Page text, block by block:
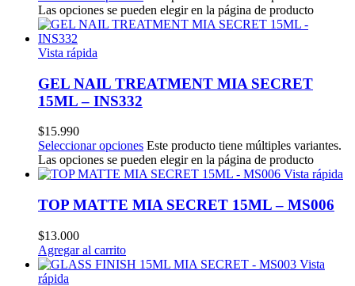
Las opciones se pueden elegir en la página de producto
Vista rápida
GEL NAIL TREATMENT MIA SECRET
15ML – INS332
$15.990
Seleccionar opciones Este producto tiene múltiples variantes.
Las opciones se pueden elegir en la página de producto
Vista rápida
TOP MATTE MIA SECRET 15ML – MS006
$13.000
Agregar al carrito
Vista
rápida